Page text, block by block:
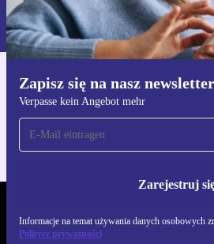
Zapisz się na nasz
Verpasse kein Angebot mehr
Zarejestruj
Informacje na temat używania danych osobowych
Polityce prywatności
Informacje na temat używania danych
naszej
Polityce prywatności
Pobierz
Dla iOS i Android